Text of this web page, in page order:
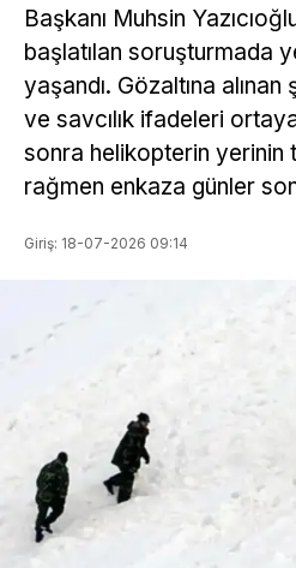
Başkanı Muhsin
başlatılan soruşturmada
yaşandı. Gözaltına
ve savcılık ifadeleri
sonra helikopterin yerinin
rağmen enkaza günler
Giriş: 18-07-2026 09:14